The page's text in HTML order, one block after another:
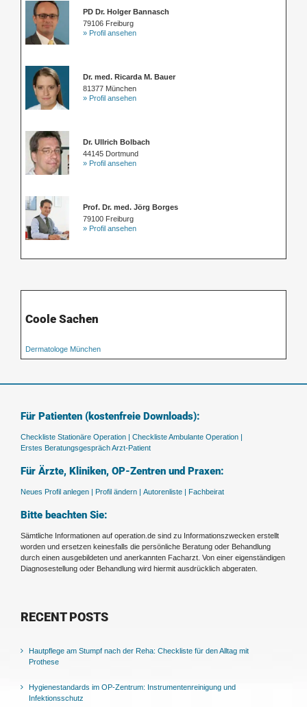
PD Dr. Holger Bannasch
79106 Freiburg
» Profil ansehen
Dr. med. Ricarda M. Bauer
81377 München
» Profil ansehen
Dr. Ullrich Bolbach
44145 Dortmund
» Profil ansehen
Prof. Dr. med. Jörg Borges
79100 Freiburg
» Profil ansehen
Coole Sachen
Dermatologe München
Für Patienten (kostenfreie Downloads):
Checkliste Stationäre Operation |
Checkliste Ambulante Operation |
Erstes Beratungsgespräch Arzt-Patient
Für Ärzte, Kliniken, OP-Zentren und Praxen:
Neues Profil anlegen | Profil ändern | Autorenliste | Fachbeirat
Bitte beachten Sie:
Sämtliche Informationen auf operation.de sind zu Informationszwecken erstellt
worden und ersetzen keinesfalls die persönliche Beratung oder Behandlung
durch einen ausgebildeten und anerkannten Facharzt. Von einer eigenständigen
Diagnosestellung oder Behandlung wird hiermit ausdrücklich abgeraten.
RECENT POSTS
Hautpflege am Stumpf nach der Reha: Checkliste für den Alltag mit
Prothese
Hygienestandards im OP-Zentrum: Instrumentenreinigung und
Infektionsschutz